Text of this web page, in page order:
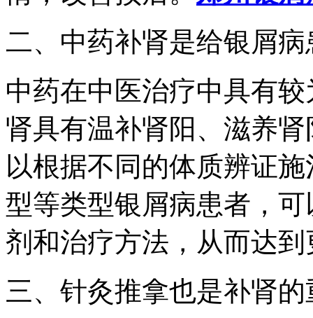
二、中药补肾是给银屑
中药在中医治疗中具有
肾具有温补肾阳、滋养
以根据不同的体质辨证
型等类型银屑病患者，
剂和治疗方法，从而达
三、针灸推拿也是补肾